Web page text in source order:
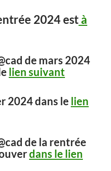
2024 est à
de mars 2024
lien suivant
2024 dans le lien
de la rentrée
dans le lien